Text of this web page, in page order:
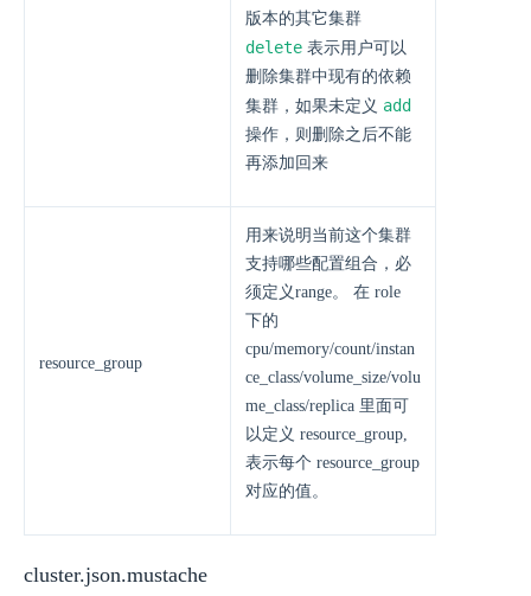
版本的其它集群
delete 表示用户可以
删除集群中现有的依赖
集群，如果未定义 add
操作，则删除之后不能
再添加回来
resource_group
用来说明当前这个集群
支持哪些配置组合，必
须定义range。 在 role
下的
cpu/memory/count/instan
ce_class/volume_size/volu
me_class/replica 里面可
以定义 resource_group,
表示每个 resource_group
对应的值。
cluster.json.mustache